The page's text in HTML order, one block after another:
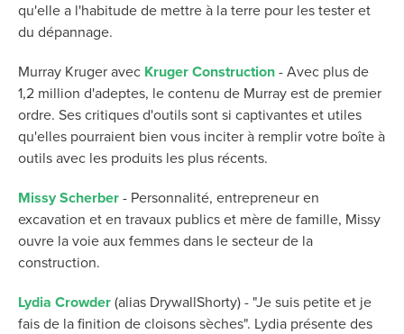
qu'elle a l'habitude de mettre à la terre pour les tester et
du dépannage.
Murray Kruger avec Kruger Construction - Avec plus de
1,2 million d'adeptes, le contenu de Murray est de premier
ordre. Ses critiques d'outils sont si captivantes et utiles
qu'elles pourraient bien vous inciter à remplir votre boîte à
outils avec les produits les plus récents.
Missy Scherber - Personnalité, entrepreneur en
excavation et en travaux publics et mère de famille, Missy
ouvre la voie aux femmes dans le secteur de la
construction.
Lydia Crowder (alias DrywallShorty) - "Je suis petite et je
fais de la finition de cloisons sèches". Lydia présente des